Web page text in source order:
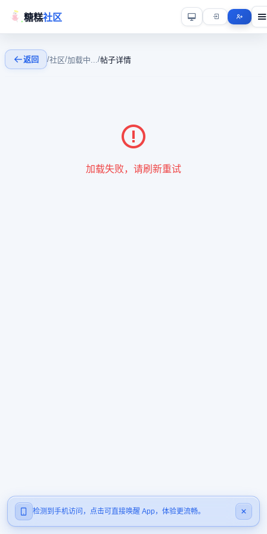
糖糕社区
检测到手机访问，点击可直接唤醒 App，体验更流畅。
返回 /社区/加载中.../帖子详情
加载失败，请刷新重试